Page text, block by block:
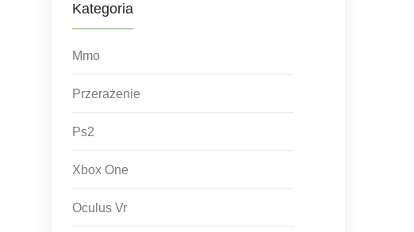
Kategoria
Mmo
Przerażenie
Ps2
Xbox One
Oculus Vr